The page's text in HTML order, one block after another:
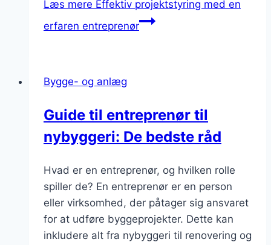
Læs mere Effektiv projektstyring med en
erfaren entreprenør
Bygge- og anlæg
Guide til entreprenør til
nybyggeri: De bedste råd
Hvad er en entreprenør, og hvilken rolle
spiller de? En entreprenør er en person
eller virksomhed, der påtager sig ansvaret
for at udføre byggeprojekter. Dette kan
inkludere alt fra nybyggeri til renovering og